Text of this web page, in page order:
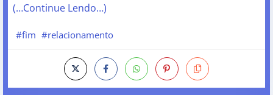
(…Continue Lendo…)
#fim #relacionamento